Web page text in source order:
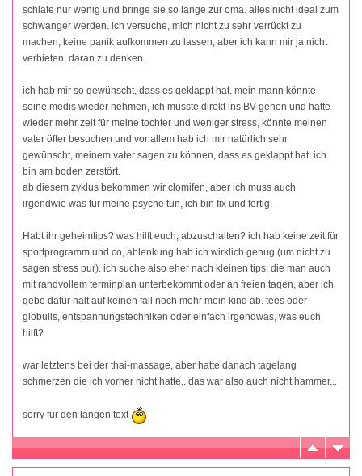
schlafe nur wenig und bringe sie so lange zur oma. alles nicht ideal zum
schwanger werden. ich versuche, mich nicht zu sehr verrückt zu
machen, keine panik aufkommen zu lassen, aber ich kann mir ja nicht
verbieten, daran zu denken.
ich hab mir so gewünscht, dass es geklappt hat. mein mann könnte
seine medis wieder nehmen, ich müsste direkt ins BV gehen und hätte
wieder mehr zeit für meine tochter und weniger stress, könnte meinen
vater öfter besuchen und vor allem hab ich mir natürlich sehr
gewünscht, meinem vater sagen zu können, dass es geklappt hat. ich
bin am boden zerstört.
ab diesem zyklus bekommen wir clomifen, aber ich muss auch
irgendwie was für meine psyche tun, ich bin fix und fertig.
Habt ihr geheimtips? was hilft euch, abzuschalten? ich hab keine zeit für
sportprogramm und co, ablenkung hab ich wirklich genug (um nicht zu
sagen stress pur). ich suche also eher nach kleinen tips, die man auch
mit randvollem terminplan unterbekommt oder an freien tagen, aber ich
gebe dafür halt auf keinen fall noch mehr mein kind ab. tees oder
globulis, entspannungstechniken oder einfach irgendwas, was euch
hilft?
war letztens bei der thai-massage, aber hatte danach tagelang
schmerzen die ich vorher nicht hatte.. das war also auch nicht hammer...
sorry für den langen text